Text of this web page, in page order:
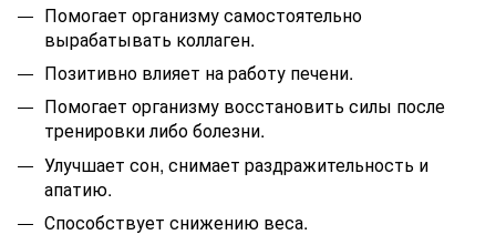
Помогает организму самостоятельно
вырабатывать коллаген.
Позитивно влияет на работу печени.
Помогает организму восстановить силы после
тренировки либо болезни.
Улучшает сон, снимает раздражительность и
апатию.
Способствует снижению веса.